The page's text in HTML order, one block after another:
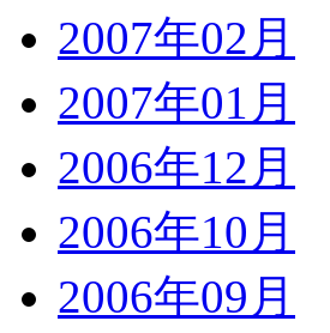
2007年02月
2007年01月
2006年12月
2006年10月
2006年09月